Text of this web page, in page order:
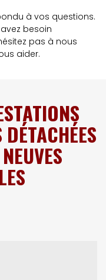
à vos questions.
besoin
pas à nous
aider.